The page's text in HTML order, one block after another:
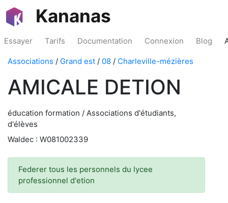
Kananas
Essayer Tarifs Documentation Connexion Blog
Associations / Grand est / 08 / Charleville-mézières
AMICALE DETION
éducation formation / Associations d'étudiants,
d'élèves
Waldec : W081002339
Federer tous les personnels du lycee
professionnel d'etion